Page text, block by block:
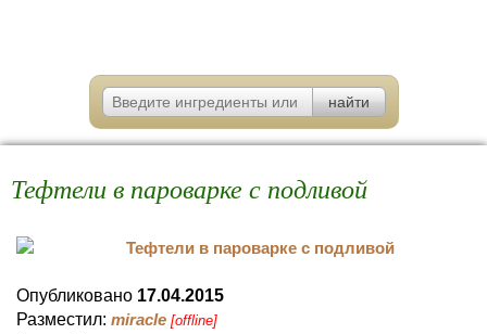
Тефтели в пароварке с подливой
Опубликовано 17.04.2015
Разместил: miracle [offline]